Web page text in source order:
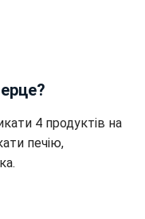
4 продуктів на
печію,